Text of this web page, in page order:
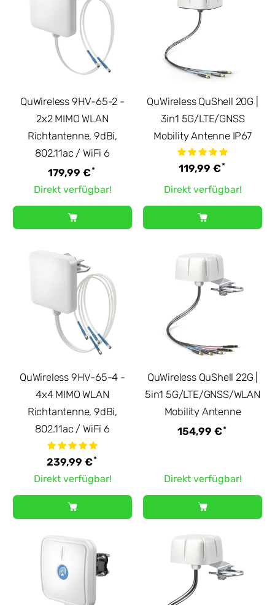
QuWireless 9HV-65-2 -
2x2 MIMO WLAN
Richtantenne, 9dBi,
802.11ac / WiFi 6
179,99 €*
Direkt verfügbar!
QuWireless QuShell 20G |
3in1 5G/LTE/GNSS
Mobility Antenne IP67
119,99 €*
Direkt verfügbar!
QuWireless 9HV-65-4 -
4x4 MIMO WLAN
Richtantenne, 9dBi,
802.11ac / WiFi 6
239,99 €*
Direkt verfügbar!
QuWireless QuShell 22G |
5in1 5G/LTE/GNSS/WLAN
Mobility Antenne
154,99 €*
Direkt verfügbar!